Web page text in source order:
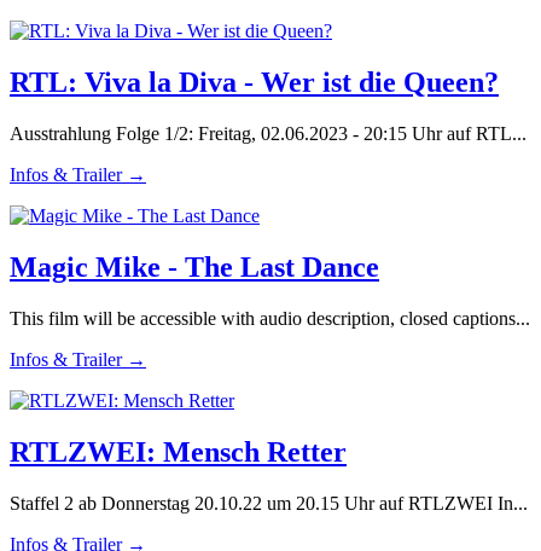
RTL: Viva la Diva - Wer ist die Queen?
Ausstrahlung Folge 1/2: Freitag, 02.06.2023 - 20:15 Uhr auf RTL...
Infos & Trailer →
Magic Mike - The Last Dance
This film will be accessible with audio description, closed captions...
Infos & Trailer →
RTLZWEI: Mensch Retter
Staffel 2 ab Donnerstag 20.10.22 um 20.15 Uhr auf RTLZWEI In...
Infos & Trailer →